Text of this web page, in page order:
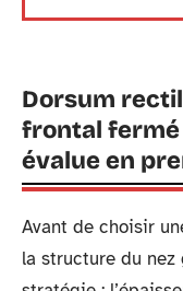
Dorsum
frontal fermé
évalue en
Avant de choisir
la structure du nez